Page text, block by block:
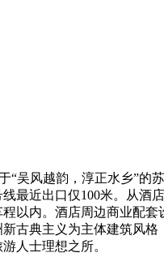
“吴风越韵，淳正水乡”的
最近出口仅100米。从酒
以内。酒店周边商业配
典主义为主体建筑风格
人士理想之所。